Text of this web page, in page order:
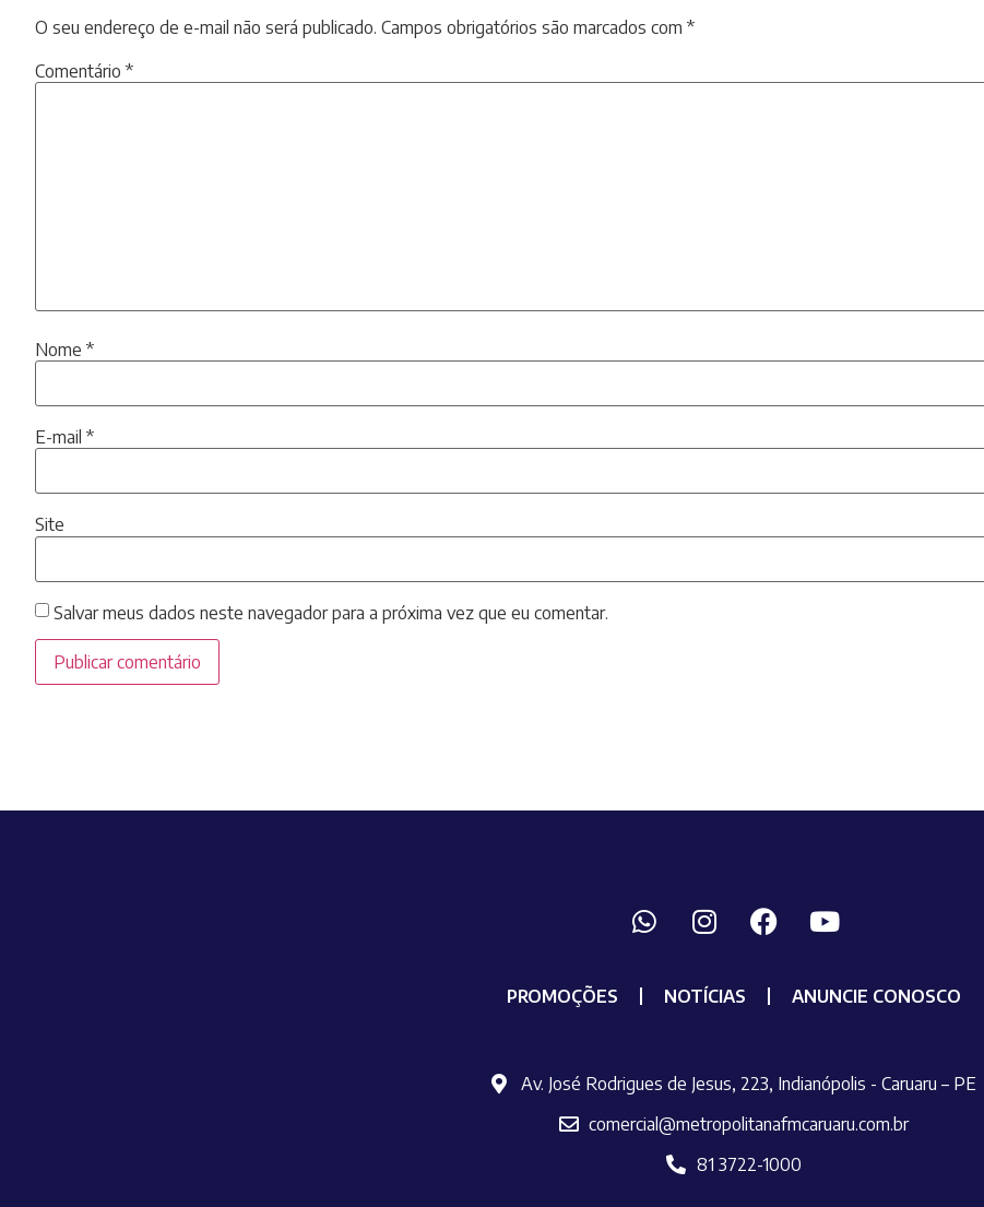
O seu endereço de e-mail não será publicado. Campos obrigatórios são marcados com *
Comentário *
Nome *
E-mail *
Site
Salvar meus dados neste navegador para a próxima vez que eu comentar.
PROMOÇÕES NOTÍCIAS ANUNCIE CONOSCO
Av. José Rodrigues de Jesus, 223, Indianópolis - Caruaru – PE
comercial@metropolitanafmcaruaru.com.br
81 3722-1000